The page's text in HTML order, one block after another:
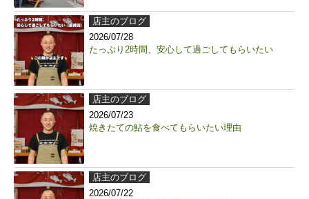
店主のブログ
2026/07/28
たっぷり2時間、安心して過ごしてもらいたい
店主のブログ
2026/07/23
焼きたての鮎を食べてもらいたい理由
店主のブログ
2026/07/22